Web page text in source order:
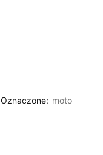
Oznaczone: moto